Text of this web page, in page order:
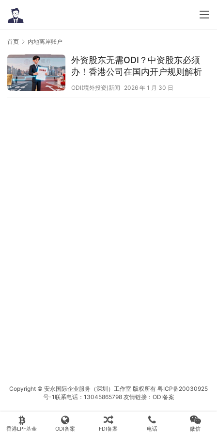
首页 内地离岸账户
外资股东无需ODI？中资股东必须
办！香港公司在国内开户规则解析
ODI(境外投资)新闻 2026 年 1 月 30 日
Copyright © 安永国际企业服务（深圳）工作室 版权所有 粤ICP备20030925
号-1联系电话：13045865798 友情链接： ODI备案
香港LPF基金 ODI备案 FDI备案 电话 微信